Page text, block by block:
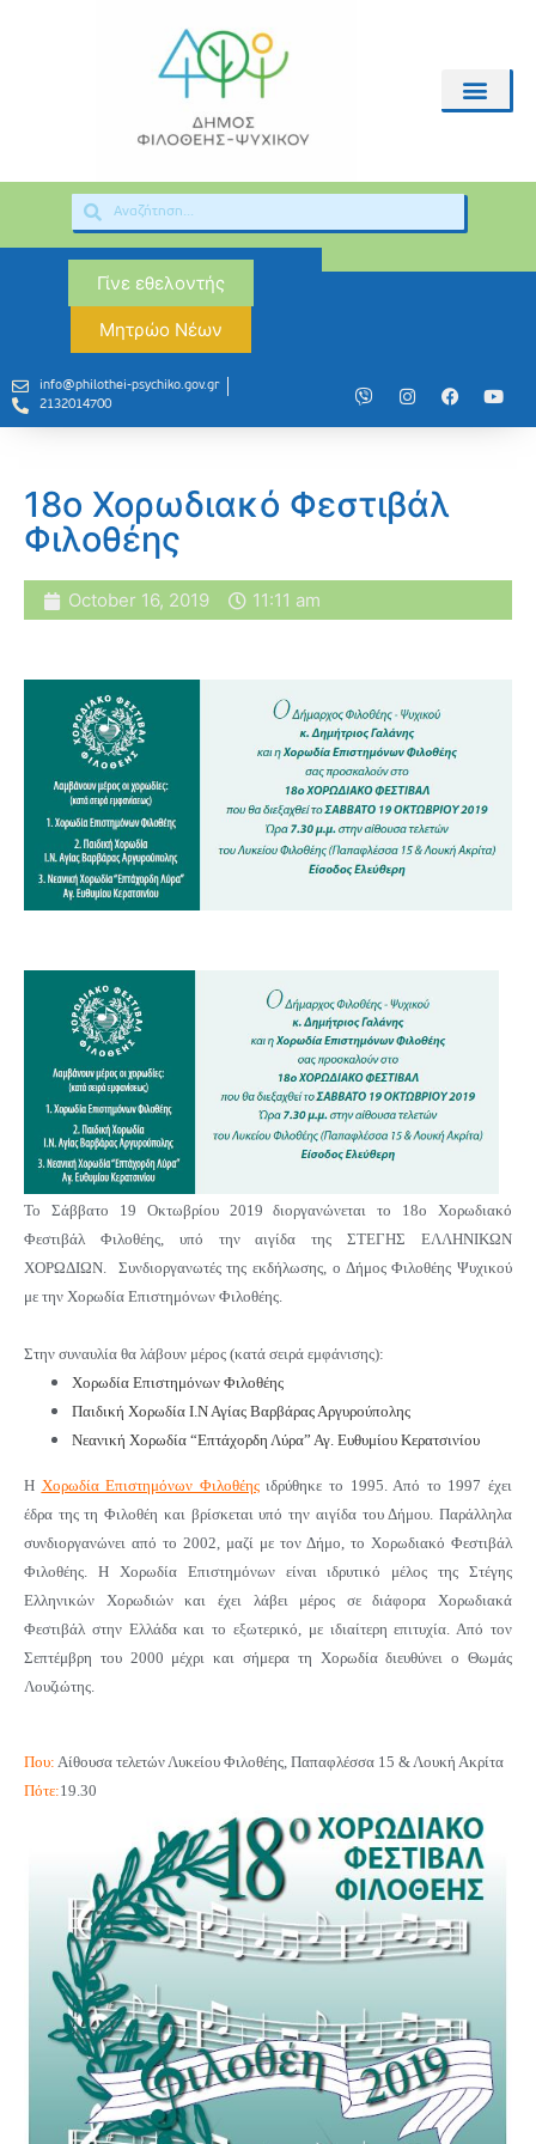
Γίνε εθελοντής
Μητρώο Νέων
info@philothei-psychiko.gov.gr
2132014700
18ο Χορωδιακό Φεστιβάλ
Φιλοθέης
October 16, 2019 11:11 am
Το Σάββατο 19 Οκτωβρίου 2019 διοργανώνεται το 18ο Χορωδιακό
Φεστιβάλ Φιλοθέης, υπό την αιγίδα της ΣΤΕΓΗΣ ΕΛΛΗΝΙΚΩΝ
ΧΟΡΩΔΙΩΝ. Συνδιοργανωτές της εκδήλωσης, ο Δήμος Φιλοθέης Ψυχικού
με την Χορωδία Επιστημόνων Φιλοθέης.
Στην συναυλία θα λάβουν μέρος (κατά σειρά εμφάνισης):
Χορωδία Επιστημόνων Φιλοθέης
Παιδική Χορωδία Ι.Ν Αγίας Βαρβάρας Αργυρούπολης
Νεανική Χορωδία “Επτάχορδη Λύρα” Αγ. Ευθυμίου Κερατσινίου
Η Χορωδία Επιστημόνων Φιλοθέης ιδρύθηκε το 1995. Από το 1997 έχει
έδρα της τη Φιλοθέη και βρίσκεται υπό την αιγίδα του Δήμου. Παράλληλα
συνδιοργανώνει από το 2002, μαζί με τον Δήμο, το Χορωδιακό Φεστιβάλ
Φιλοθέης. Η Χορωδία Επιστημόνων είναι ιδρυτικό μέλος της Στέγης
Ελληνικών Χορωδιών και έχει λάβει μέρος σε διάφορα Χορωδιακά
Φεστιβάλ στην Ελλάδα και το εξωτερικό, με ιδιαίτερη επιτυχία. Από τον
Σεπτέμβρη του 2000 μέχρι και σήμερα τη Χορωδία διευθύνει ο Θωμάς
Λουζιώτης.
Που: Αίθουσα τελετών Λυκείου Φιλοθέης , Παπαφλέσσα 15 & Λουκή Ακρίτα
Πότε:19.30